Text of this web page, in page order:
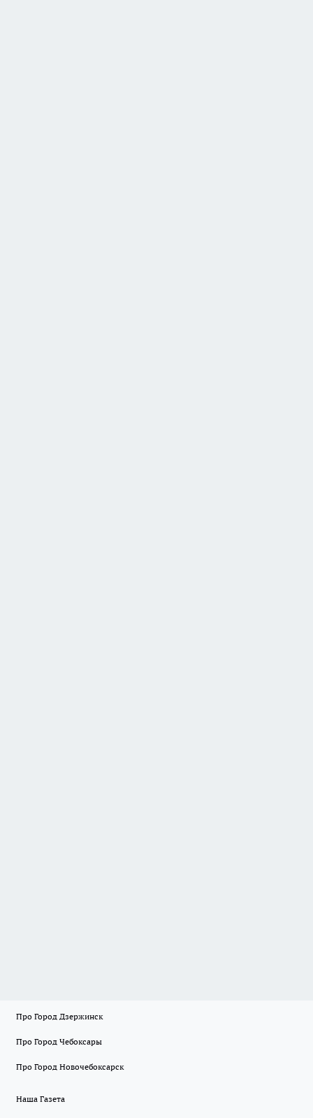
Про Город Дзержинск
Про Город Чебоксары
Про Город Новочебоксарск
Наша Газета